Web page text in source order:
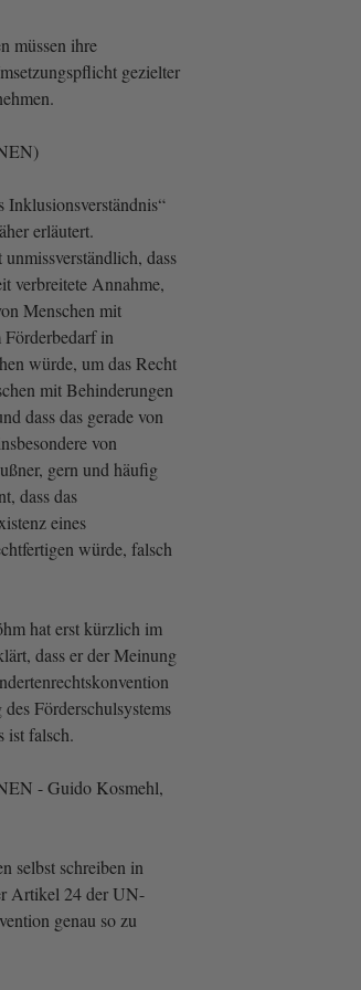
müssen ihre
gezielter
erläutert.
dass
verbreitete Annahme,
Menschen mit
Förderbedarf in
würde, um das Recht
mit Behinderungen
dass das gerade von
von
gern und häufig
dass das
eines
würde, falsch
hat erst kürzlich im
dass er der Meinung
Förderschulsystems
ist falsch.
- Guido Kosmehl,
selbst schreiben in
Artikel 24 der UN-
genau so zu